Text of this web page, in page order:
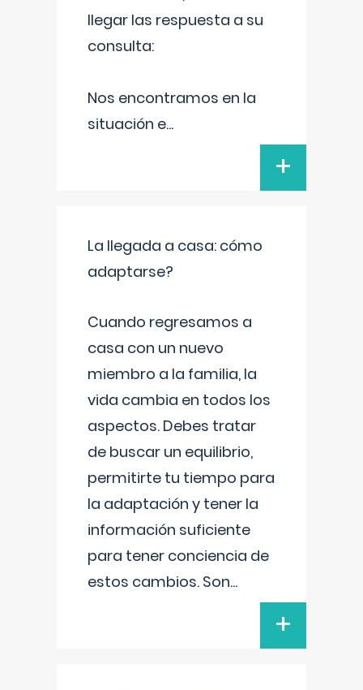
llegar las respuesta a su
consulta:
Nos encontramos en la
situación e...
+
La llegada a casa: cómo
adaptarse?
Cuando regresamos a
casa con un nuevo
miembro a la familia, la
vida cambia en todos los
aspectos. Debes tratar
de buscar un equilibrio,
permitirte tu tiempo para
la adaptación y tener la
información suficiente
para tener conciencia de
estos cambios. Son...
+